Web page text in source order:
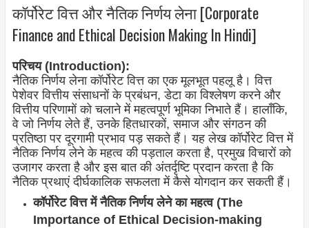
कॉर्पोरेट वित्त और नैतिक निर्णय लेना [Corporate
Finance and Ethical Decision Making In Hindi]
परिचय (Introduction):
नैतिक निर्णय लेना कॉर्पोरेट वित्त का एक मूलभूत पहलू है। वित्त
पेशेवर वित्तीय संसाधनों के प्रबंधन, डेटा का विश्लेषण करने और
वित्तीय परिणामों को चलाने में महत्वपूर्ण भूमिका निभाते हैं। हालाँकि,
वे जो निर्णय लेते हैं, उनके हितधारकों, समाज और संगठन की
प्रतिष्ठा पर दूरगामी प्रभाव पड़ सकते हैं। यह लेख कॉर्पोरेट वित्त में
नैतिक निर्णय लेने के महत्व की पड़ताल करता है, प्रमुख विचारों को
उजागर करता है और इस बात की अंतर्दृष्टि प्रदान करता है कि
नैतिक प्रथाएं दीर्घकालिक सफलता में कैसे योगदान कर सकती हैं।
कॉर्पोरेट वित्त में नैतिक निर्णय लेने का महत्व (The
Importance of Ethical Decision-making